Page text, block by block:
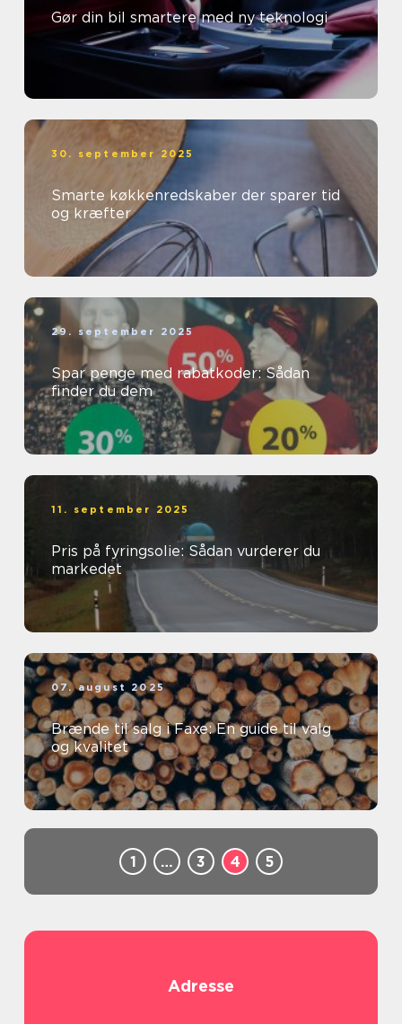
Gør din bil smartere med ny teknologi
30. september 2025
Smarte køkkenredskaber der sparer tid
og kræfter
29. september 2025
Spar penge med rabatkoder: Sådan
finder du dem
11. september 2025
Pris på fyringsolie: Sådan vurderer du
markedet
07. august 2025
Brænde til salg i Faxe: En guide til valg
og kvalitet
1 … 3 4 5
Adresse